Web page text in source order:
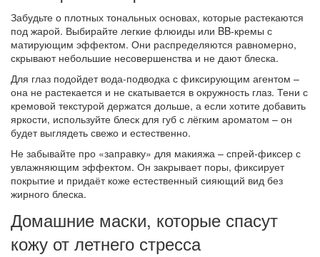
Забудьте о плотных тональных основах, которые растекаются
под жарой. Выбирайте легкие флюиды или BB‑кремы с
матирующим эффектом. Они распределяются равномерно,
скрывают небольшие несовершенства и не дают блеска.
Для глаз подойдет вода‑подводка с фиксирующим агентом –
она не растекается и не скатывается в окружность глаз. Тени с
кремовой текстурой держатся дольше, а если хотите добавить
яркости, используйте блеск для губ с лёгким ароматом – он
будет выглядеть свежо и естественно.
Не забывайте про «заправку» для макияжа – спрей‑фиксер с
увлажняющим эффектом. Он закрывает поры, фиксирует
покрытие и придаёт коже естественный сияющий вид без
жирного блеска.
Домашние маски, которые спасут
кожу от летнего стресса